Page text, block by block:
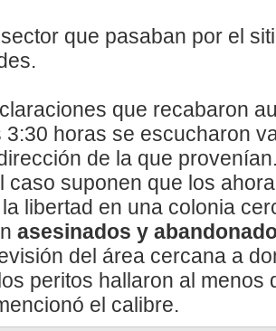
que pasaban por el
que recabaron
3:30 horas se escucharon
de la que
caso suponen que los
libertad en una colonia
asesinados y
del área cercana a
peritos hallaron al menos
el calibre.